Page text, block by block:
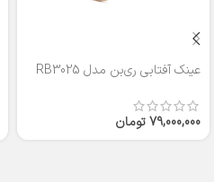
عینک آفتابی ری‌بن مدل RB3025
79,000,000تومان